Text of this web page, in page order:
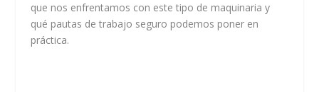
que nos enfrentamos con este tipo de maquinaria y
qué pautas de trabajo seguro podemos poner en
práctica.